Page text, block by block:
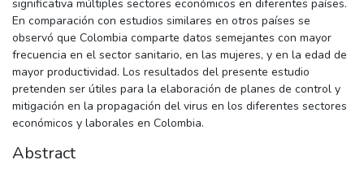
significativa múltiples sectores económicos en diferentes países.
En comparación con estudios similares en otros países se
observó que Colombia comparte datos semejantes con mayor
frecuencia en el sector sanitario, en las mujeres, y en la edad de
mayor productividad. Los resultados del presente estudio
pretenden ser útiles para la elaboración de planes de control y
mitigación en la propagación del virus en los diferentes sectores
económicos y laborales en Colombia.
Abstract